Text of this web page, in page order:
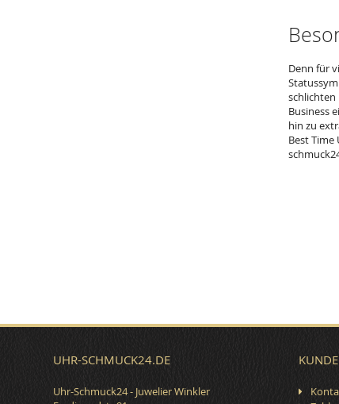
Denn für
Business
hin zu
Best
UHR-SCHMUCK24.DE
Uhr-Schmuck24 - Juwelier Winkler